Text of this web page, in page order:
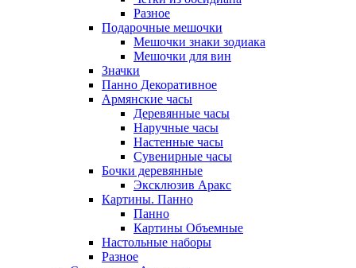
Разное
Подарочные мешочки
Мешочки знаки зодиака
Мешочки для вин
Значки
Панно Декоративное
Армянские часы
Деревянные часы
Наручные часы
Настенные часы
Сувенирные часы
Бочки деревянные
Эксклюзив Аракс
Картины. Панно
Панно
Картины Объемные
Настольные наборы
Разное